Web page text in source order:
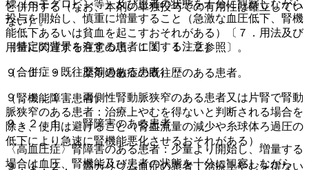
標（ヘモグロビン等）及び患者の状態を十分に観察しながら
投与を開始し、慎重に増量すること（急激な血圧低下、腎機
能低下あるいは貧血を起こすおそれがある）〔７．用法及び
用量に関連する注意の項、１１．１．２参照〕。
９．１．９． 薬剤過敏症の既往歴のある患者。
（腎機能障害患者）
９．２．１． 腎障害のある患者
〈高血圧症〉腎障害のある患者：少量より開始し、増量する
場合は血圧、腎機能及び患者の状態を十分に観察しながら
と併用する（なお、本剤の単独投与での有用性は確立してい
ない）。
（特定の背景を有する患者に関する注意）
（合併症・既往歴等のある患者）
９．１．１． 両側性腎動脈狭窄のある患者又は片腎で腎動
脈狭窄のある患者：治療上やむを得ないと判断される場合を
除き、使用は避けること（腎血流量の減少や糸球体ろ過圧の
低下により急速に腎機能悪化させるおそれがある）。
９．１．２． 高カリウム血症の患者：治療上やむを得ない